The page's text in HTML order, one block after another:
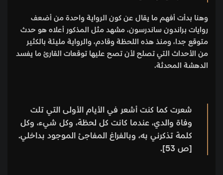
وهنا بدأت أفهم ما يقال عن كون الرواية واحدة من أضعف
روايات براندون ساندرسون، مشهد مثل المذكور أعلاه هو حدث
متوقع جدا، ومنذ هذه اللحظة وقادم، والرواية مليئة بالكثير
من الأحداث التي تصلح لأن تصح عليها توقعات القارئ ما يفسد
الدهشة المحدثة.
شعرت كما كنت أشعر في الأيام الأولى التي تلت
وفاة والدي، عندما كانت كل لحظة، وكل شيء، وكل
كلمة تذكرني به، وبالفراغ المفاجئ الموجود بداخلي.
[ص 53].